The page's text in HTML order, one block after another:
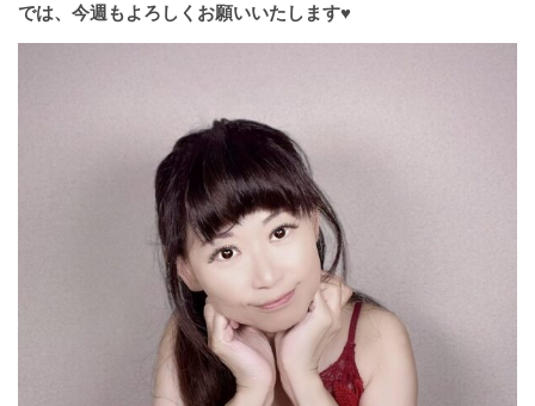
では、今週もよろしくお願いいたします♥️